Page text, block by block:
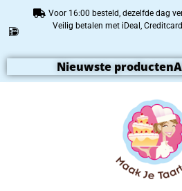
Voor 16:00 besteld, dezelfde dag
Veilig betalen met iDeal,
Nieuwste producten